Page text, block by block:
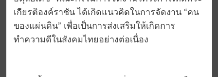
เกียรติองค์ราชัน ได้เกิดแนวคิดในการจัดงาน “คน
ของแผ่นดิน” เพื่อเป็นการส่งเสริมให้เกิดการ
ทำความดีในสังคมไทยอย่างต่อเนื่อง